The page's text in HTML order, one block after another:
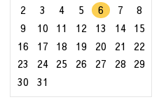
2
3 4 5 6 7
8
9
10 11 12 13 14
15
16
17 18 19 20 21
22
23
24 25 26 27 28
29
30
31